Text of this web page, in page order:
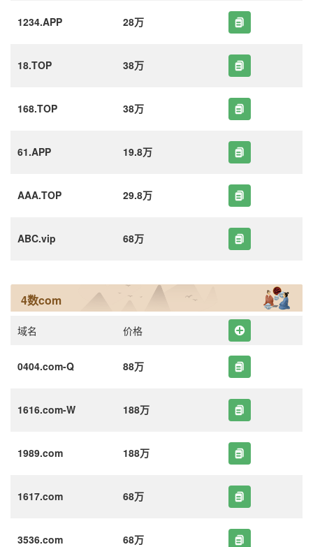
1234.APP 28万
18.TOP 38万
168.TOP 38万
61.APP 19.8万
AAA.TOP 29.8万
ABC.vip 68万
4数com
域名 价格
0404.com-Q 88万
1616.com-W 188万
1989.com 188万
1617.com 68万
3536.com 68万